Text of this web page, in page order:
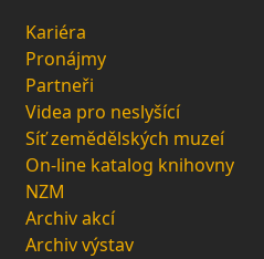
Kariéra
Pronájmy
Partneři
Videa pro neslyšící
Síť zemědělských muzeí
On-line katalog knihovny
NZM
Archiv akcí
Archiv výstav